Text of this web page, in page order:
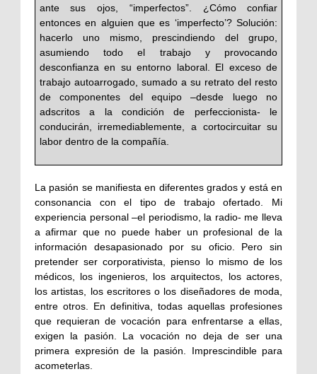
ante sus ojos, “imperfectos”. ¿Cómo confiar
entonces en alguien que es ‘imperfecto’? Solución:
hacerlo uno mismo, prescindiendo del grupo,
asumiendo todo el trabajo y provocando
desconfianza en su entorno laboral. El exceso de
trabajo autoarrogado, sumado a su retrato del resto
de componentes del equipo –desde luego no
adscritos a la condición de perfeccionista- le
conducirán, irremediablemente, a cortocircuitar su
labor dentro de la compañía.
La pasión se manifiesta en diferentes grados y está en
consonancia con el tipo de trabajo ofertado. Mi
experiencia personal –el periodismo, la radio- me lleva
a afirmar que no puede haber un profesional de la
información desapasionado por su oficio. Pero sin
pretender ser corporativista, pienso lo mismo de los
médicos, los ingenieros, los arquitectos, los actores,
los artistas, los escritores o los diseñadores de moda,
entre otros. En definitiva, todas aquellas profesiones
que requieran de vocación para enfrentarse a ellas,
exigen la pasión. La vocación no deja de ser una
primera expresión de la pasión. Imprescindible para
acometerlas.